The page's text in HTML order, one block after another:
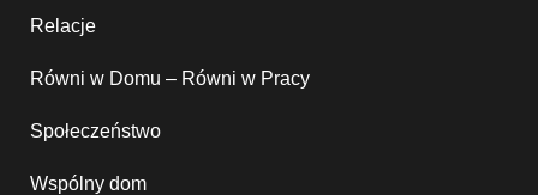
Relacje
Równi w Domu – Równi w Pracy
Społeczeństwo
Wspólny dom